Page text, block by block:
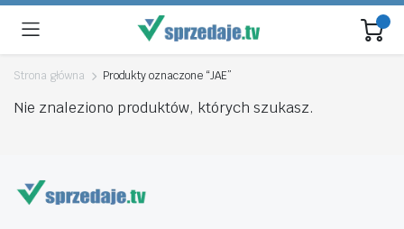
Strona główna Produkty oznaczone “JAE”
Nie znaleziono produktów, których szukasz.